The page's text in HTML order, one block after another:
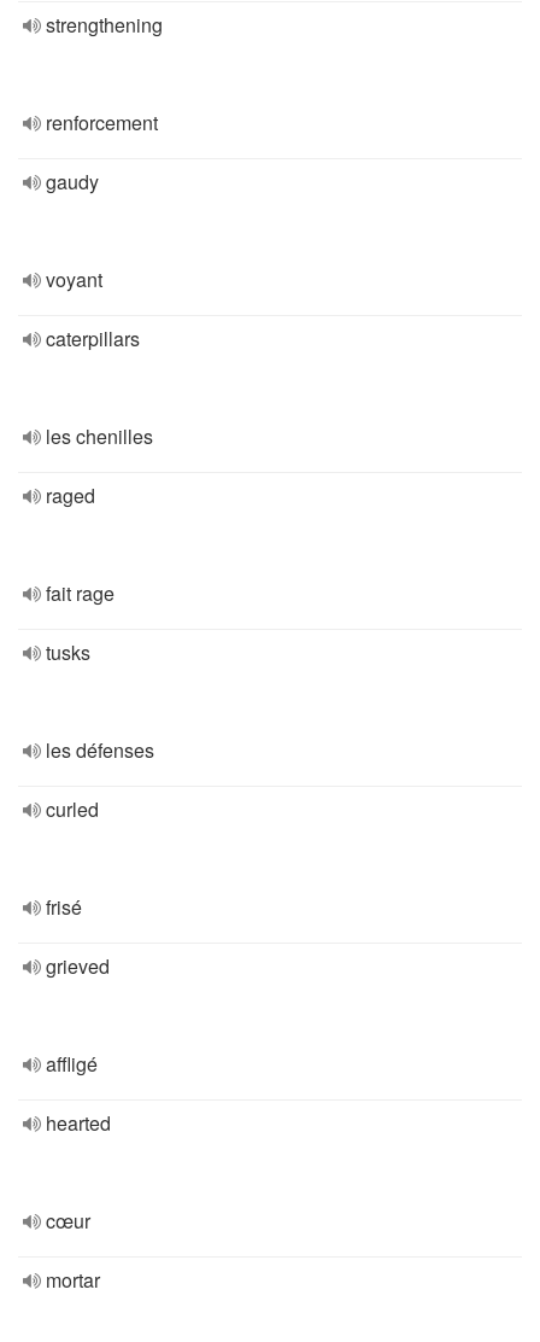
strengthening
renforcement
gaudy
voyant
caterpillars
les chenilles
raged
fait rage
tusks
les défenses
curled
frisé
grieved
affligé
hearted
cœur
mortar